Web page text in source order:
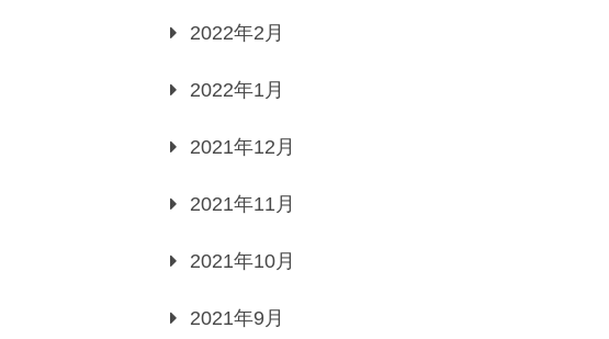
2022年2月
2022年1月
2021年12月
2021年11月
2021年10月
2021年9月